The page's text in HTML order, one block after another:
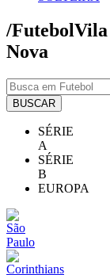
/FutebolVila
Nova
BUSCAR
SÉRIE
A
SÉRIE
B
EUROPA